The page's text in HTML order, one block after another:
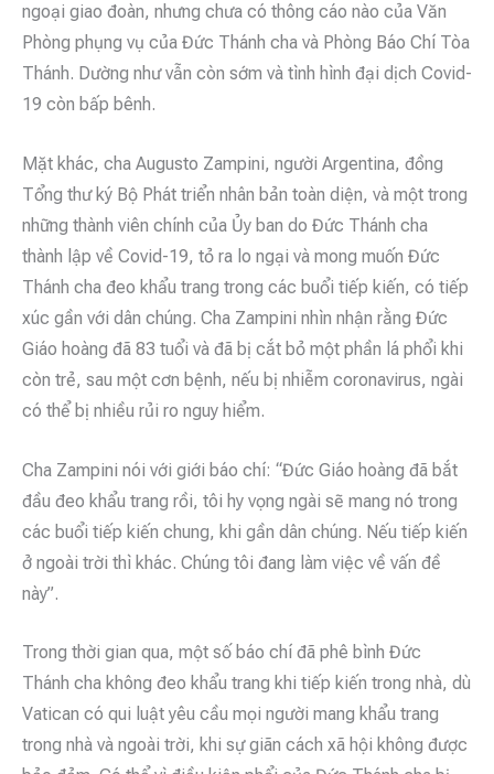
ngoại giao đoàn, nhưng chưa có thông cáo nào của Văn
Phòng phụng vụ của Đức Thánh cha và Phòng Báo Chí Tòa
Thánh. Dường như vẫn còn sớm và tình hình đại dịch Covid-
19 còn bấp bênh.
Mặt khác, cha Augusto Zampini, người Argentina, đồng
Tổng thư ký Bộ Phát triển nhân bản toàn diện, và một trong
những thành viên chính của Ủy ban do Đức Thánh cha
thành lập về Covid-19, tỏ ra lo ngại và mong muốn Đức
Thánh cha đeo khẩu trang trong các buổi tiếp kiến, có tiếp
xúc gần với dân chúng. Cha Zampini nhìn nhận rằng Đức
Giáo hoàng đã 83 tuổi và đã bị cắt bỏ một phần lá phổi khi
còn trẻ, sau một cơn bệnh, nếu bị nhiễm coronavirus, ngài
có thể bị nhiều rủi ro nguy hiểm.
Cha Zampini nói với giới báo chí: “Đức Giáo hoàng đã bắt
đầu đeo khẩu trang rồi, tôi hy vọng ngài sẽ mang nó trong
các buổi tiếp kiến chung, khi gần dân chúng. Nếu tiếp kiến
ở ngoài trời thì khác. Chúng tôi đang làm việc về vấn đề
này”.
Trong thời gian qua, một số báo chí đã phê bình Đức
Thánh cha không đeo khẩu trang khi tiếp kiến trong nhà, dù
Vatican có qui luật yêu cầu mọi người mang khẩu trang
trong nhà và ngoài trời, khi sự giãn cách xã hội không được